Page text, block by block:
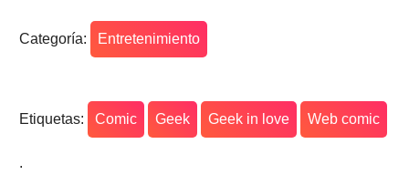
Categoría: Entretenimiento
Etiquetas: Comic Geek Geek in love Web comic
.